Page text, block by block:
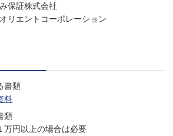
保証株式会社
リエントコーポレーション
書類
料
類
万円以上の場合は必要